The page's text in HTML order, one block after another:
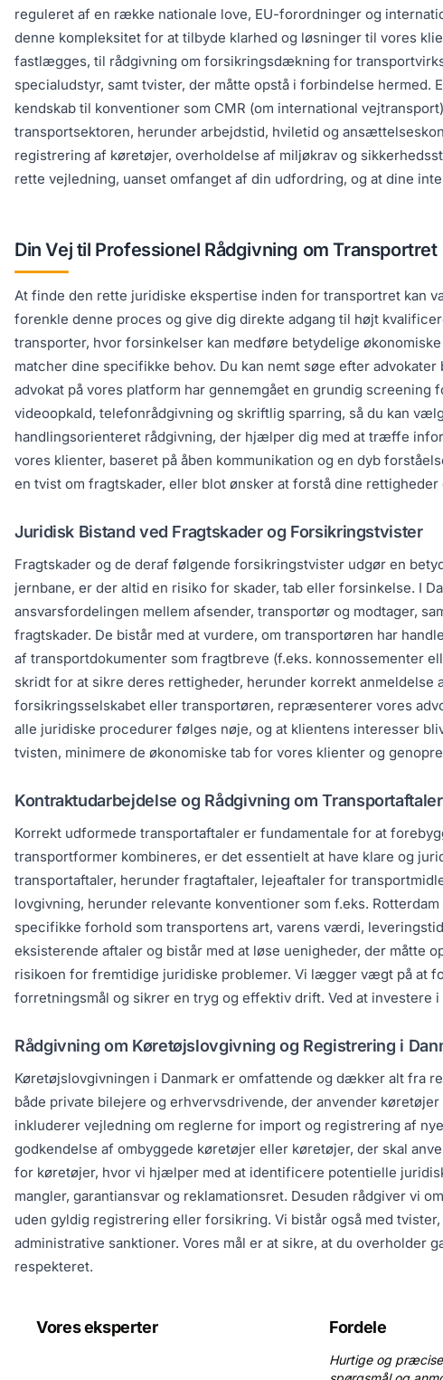
reguleret af en række nationale love, EU-forordninger og
denne kompleksitet for at tilbyde klarhed og løsninger til vores
fastlægges, til rådgivning om forsikringsdækning for
specialudstyr, samt tvister, der måtte opstå i forbindelse
kendskab til konventioner som CMR (om international
transportsektoren, herunder arbejdstid, hviletid og
registrering af køretøjer, overholdelse af miljøkrav og
rette vejledning, uanset omfanget af din udfordring, og at dine
Din Vej til Professionel Rådgivning om Transportret
At finde den rette juridiske ekspertise inden for transportret kan
forenkle denne proces og give dig direkte adgang til højt
transporter, hvor forsinkelser kan medføre betydelige
matcher dine specifikke behov. Du kan nemt søge efter
advokat på vores platform har gennemgået en grundig
videoopkald, telefonrådgivning og skriftlig sparring, så du kan
handlingsorienteret rådgivning, der hjælper dig med at træffe
vores klienter, baseret på åben kommunikation og en dyb
en tvist om fragtskader, eller blot ønsker at forstå dine
Juridisk Bistand ved Fragtskader og Forsikringstvister
Fragtskader og de deraf følgende forsikringstvister udgør en
jernbane, er der altid en risiko for skader, tab eller forsinkelse. I
ansvarsfordelingen mellem afsender, transportør og modtager,
fragtskader. De bistår med at vurdere, om transportøren har
af transportdokumenter som fragtbreve (f.eks. konnossementer
skridt for at sikre deres rettigheder, herunder korrekt
forsikringsselskabet eller transportøren, repræsenterer vores
alle juridiske procedurer følges nøje, og at klientens interesser
tvisten, minimere de økonomiske tab for vores klienter og
Kontraktudarbejdelse og Rådgivning om Transportaftaler
Korrekt udformede transportaftaler er fundamentale for at
transportformer kombineres, er det essentielt at have klare og
transportaftaler, herunder fragtaftaler, lejeaftaler for
lovgivning, herunder relevante konventioner som f.eks.
specifikke forhold som transportens art, varens værdi,
eksisterende aftaler og bistår med at løse uenigheder, der måtte
risikoen for fremtidige juridiske problemer. Vi lægger vægt på at
forretningsmål og sikrer en tryg og effektiv drift. Ved at
Rådgivning om Køretøjslovgivning og Registrering i
Køretøjslovgivningen i Danmark er omfattende og dækker alt fra
både private bilejere og erhvervsdrivende, der anvender
inkluderer vejledning om reglerne for import og registrering af
godkendelse af ombyggede køretøjer eller køretøjer, der skal
for køretøjer, hvor vi hjælper med at identificere potentielle
mangler, garantiansvar og reklamationsret. Desuden rådgiver vi
uden gyldig registrering eller forsikring. Vi bistår også med
administrative sanktioner. Vores mål er at sikre, at du
respekteret.
Vores eksperter Fordele
Hurtige og